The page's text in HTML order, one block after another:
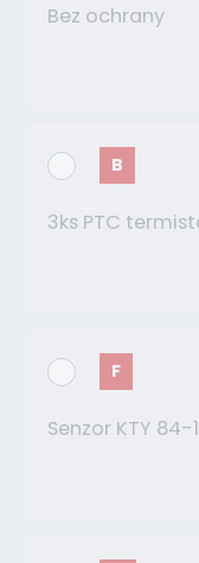
Bez ochrany
B
3ks PTC
F
Senzor KTY 84-